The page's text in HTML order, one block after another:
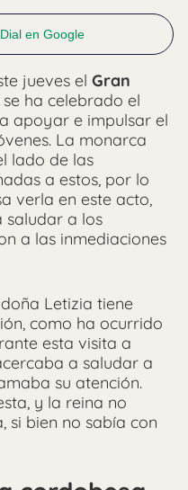
en Google
jueves el Gran
ha celebrado el
apoyar e impulsar el
La monarca
lado de las
a estos, por lo
verla en este acto,
saludar a los
a las inmediaciones
Letizia tiene
como ha ocurrido
esta visita a
a saludar a
su atención.
y la reina no
si bien no sabía con